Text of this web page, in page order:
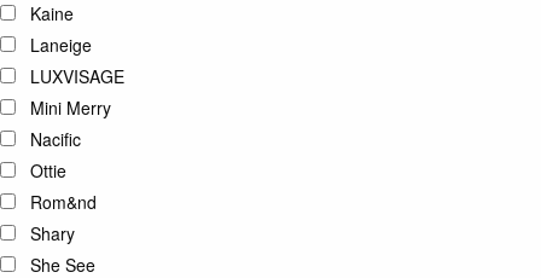
Kaine
Laneige
LUXVISAGE
Mini Merry
Nacific
Ottie
Rom&nd
Shary
She See